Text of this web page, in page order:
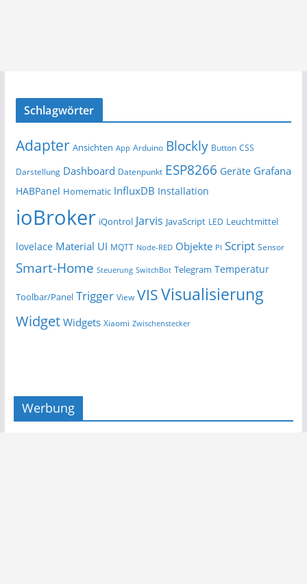
Schlagwörter
Adapter Ansichten App Arduino Blockly Button CSS
Darstellung Dashboard Datenpunkt ESP8266 Geräte Grafana
HABPanel Homematic InfluxDB Installation
ioBroker iQontrol Jarvis JavaScript LED Leuchtmittel
lovelace Material UI MQTT Node-RED Objekte PI Script Sensor
Smart-Home Steuerung SwitchBot Telegram Temperatur
Toolbar/Panel Trigger View VISVisualisierung
Widget Widgets Xiaomi Zwischenstecker
Werbung